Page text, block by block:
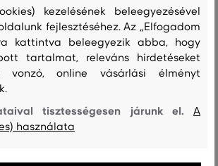
Elérhető méretek:
32, 34, 36, 38, +2 további
kezelésének beleegyezésével
fejlesztéséhez. Az „Elfogadom
kattintva beleegyezik abba, hogy
tartalmat, releváns hirdetéseket
vonzó, online vásárlási élményt
tisztességesen járunk el.A
használata